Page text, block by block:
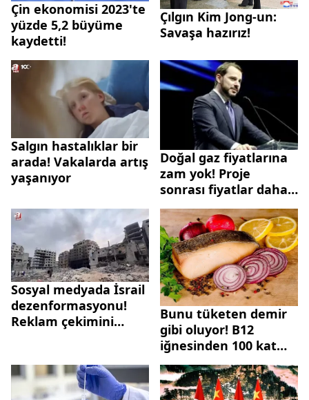
Çin ekonomisi 2023'te
yüzde 5,2 büyüme
kaydetti!
Çılgın Kim Jong-un:
Savaşa hazırız!
Salgın hastalıklar bir
arada! Vakalarda artış
yaşanıyor
Doğal gaz fiyatlarına
zam yok! Proje
sonrası fiyatlar daha
da aşağıya inebilir!
Berat Albayrak
döneminin meyveleri
alınmaya başlandı...
Sosyal medyada İsrail
dezenformasyonu!
Reklam çekimini
Bunu tüketen demir
gibi oluyor! B12
iğnesinden 100 kat
etkili